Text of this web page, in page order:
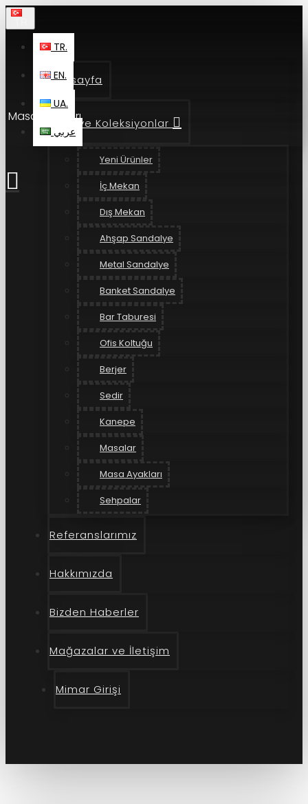
TR.
EN.
UA.
عربي
Anasayfa
Ürün ve Koleksiyonlar
Yeni Ürünler
İç Mekan
Dış Mekan
Ahşap Sandalye
Metal Sandalye
Banket Sandalye
Bar Taburesi
Ofis Koltuğu
Berjer
Sedir
Kanepe
Masalar
Masa Ayakları
Sehpalar
Referanslarımız
Hakkımızda
Bizden Haberler
Mağazalar ve İletişim
Mimar Girişi
Masa Ayakları